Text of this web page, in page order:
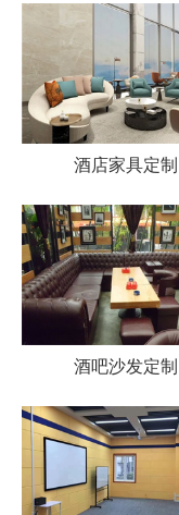
酒店家具定制
酒吧沙发定制